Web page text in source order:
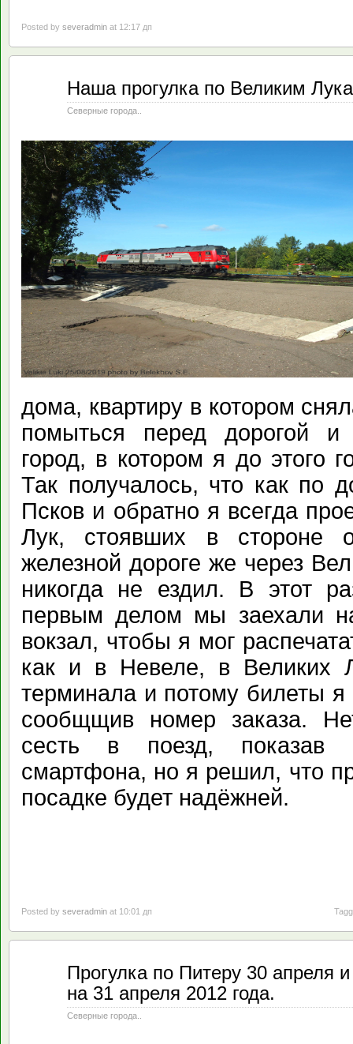
Posted by severadmin at 12:17 дп
Наша прогулка по Великим
Северные города..
дома, квартиру в котором
помыться перед дорогой и
город, в котором я до этого
Так получалось, что как по
Псков и обратно я всегда
Лук, стоявших в
железной дороге же через
никогда не ездил. В этот
первым делом мы заехали
вокзал, чтобы я мог
как и в Невеле, в Великих
терминала и потому билеты я
сообщщив номер заказа.
сесть в поезд, показав
смартфона, но я решил, что
посадке будет надёжней.
Posted by severadmin at 10:01 дп
Прогулка по Питеру 30 апреля
на 31 апреля 2012 года.
Северные города..